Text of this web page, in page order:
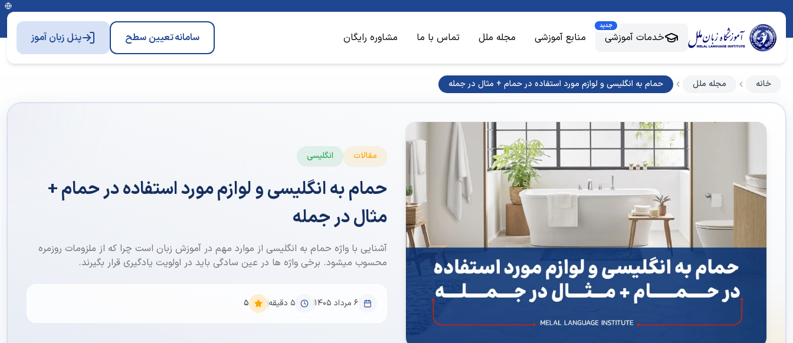
خدمات آموزشی
جدید
منابع آموزشی مجله ملل تماس با ما مشاوره رایگان سامانهتعیین سطح پنل زبان آموز
خانه مجله ملل حمام به انگلیسی و لوازم مورد استفاده در حمام + مثال در جمله
مقالات انگلیسی
حمام به انگلیسی و لوازم مورد استفاده در حمام +
مثال در جمله
آشنایی با واژه حمام به انگلیسی از موارد مهم در آموزش زبان است چرا که از ملزومات روزمره
محسوب میشود. برخی واژه ها در عین سادگی باید در اولویت یادگیری قرار بگیرند‌.
۶ مرداد ۱۴۰۵ 5 دقیقه 5